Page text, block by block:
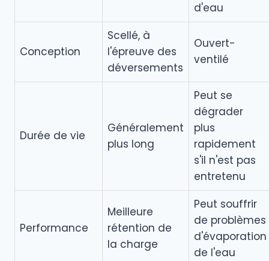
d'eau
Conception
Scellé, à
l'épreuve des
déversements
Ouvert-
ventilé
Durée de vie
Généralement
plus long
Peut se
dégrader
plus
rapidement
s'il n'est pas
entretenu
Performance
Meilleure
rétention de
la charge
Peut souffrir
de problèmes
d'évaporation
de l'eau